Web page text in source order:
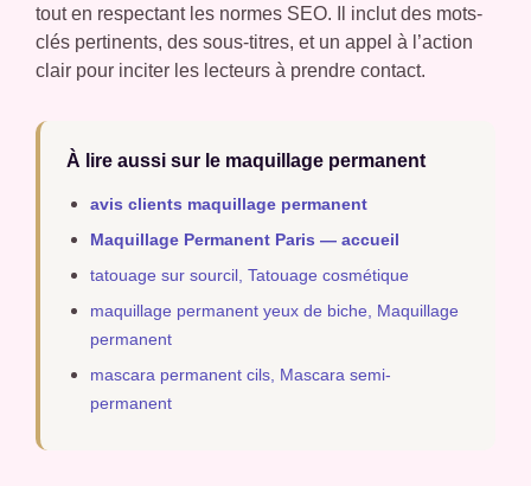
tout en respectant les normes SEO. Il inclut des mots-
clés pertinents, des sous-titres, et un appel à l’action
clair pour inciter les lecteurs à prendre contact.
À lire aussi sur le maquillage permanent
avis clients maquillage permanent
Maquillage Permanent Paris — accueil
tatouage sur sourcil, Tatouage cosmétique
maquillage permanent yeux de biche, Maquillage
permanent
mascara permanent cils, Mascara semi-
permanent